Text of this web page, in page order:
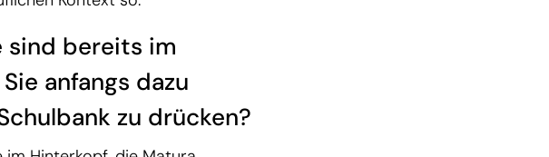
sind bereits im
anfangs dazu
zu drücken?